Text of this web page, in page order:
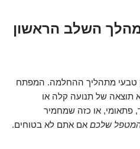
השלב הראשון
טבעי מתהליך ההחלמה. המפתח
תוצאה של תנועה קלה או
פתאומי, או כזה שמחמיר
המטפל שלכם אם אתם לא בטוחים.